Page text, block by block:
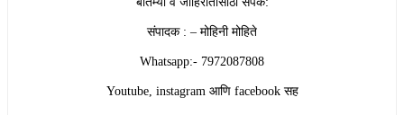
संपादक : – मोहिनी मोहिते
Whatsapp:- 7972087808
Youtube, instagram आणि facebook सह